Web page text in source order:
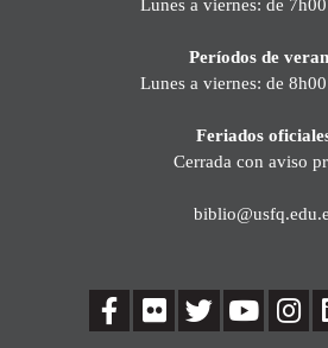
Períodos de
Lunes a viernes: de
Feriados
Cerrada con aviso